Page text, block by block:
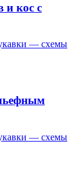
и кос с
— схемы
— схемы